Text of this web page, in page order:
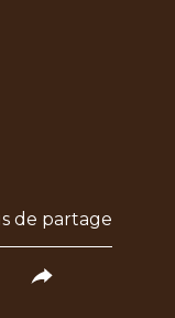
de partage